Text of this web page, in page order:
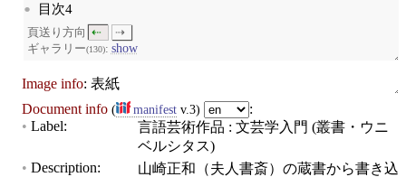
目次4
目次5
8頁：書込, 付箋, 線引
頁送り方向 ⇠
⇢
ギャラリー(130): show
Image info: 表紙
Document info
manifest v.3
:
Label
言語芸術作品 : 文芸学入門 (叢書・ウニ
ベルシタス)
Description
山崎正和（夫人書斎）の蔵書から書き込